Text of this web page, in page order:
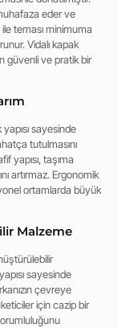
eder ve
teması minimuma
Vidalı kapak
güvenli ve pratik bir
sayesinde
tutulmasını
yapısı, taşıma
artırmaz. Ergonomik
ortamlarda büyük
Malzeme
sayesinde
çevreye
için cazip bir